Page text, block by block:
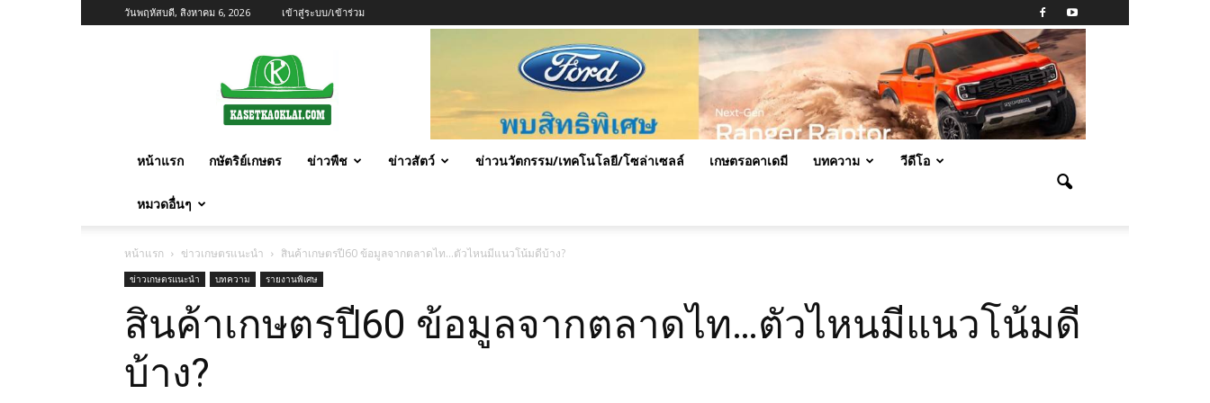
วันพฤหัสบดี, สิงหาคม 6, 2026 เข้าสู่ระบบ/เข้าร่วม
หน้าแรก กษัตริย์เกษตร ข่าวพืช ข่าวสัตว์ ข่าวนวัตกรรม/เทคโนโลยี/โซล่าเซลล์ เกษตรอคาเดมี บทความ วีดีโอ
หมวดอื่นๆ
หน้าแรก ข่าวเกษตรแนะนำ สินค้าเกษตรปี60 ข้อมูลจากตลาดไท…ตัวไหนมีแนวโน้มดีบ้าง?
ข่าวเกษตรแนะนำ บทความ รายงานพิเศษ
สินค้าเกษตรปี60 ข้อมูลจากตลาดไท…ตัวไหนมีแนวโน้มดี
บ้าง?